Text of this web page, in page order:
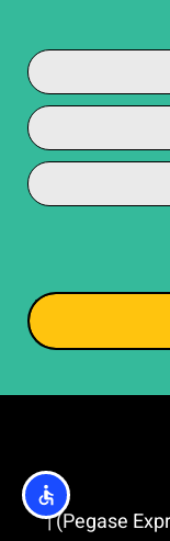
רכבת ההרים פגסוס אקספרס – (Pegase Express) |